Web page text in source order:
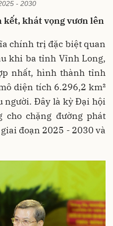
- 2030
khát vọng vươn lên
chính trị đặc biệt quan
khi ba tỉnh Vĩnh Long,
nhất, hình thành tỉnh
diện tích 6.296,2 km²
người. Đây là kỳ Đại hội
chặng đường phát
đoạn 2025 - 2030 và